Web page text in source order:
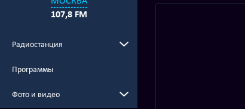
107,8 FM
Радиостанция
Программы
Фото и видео